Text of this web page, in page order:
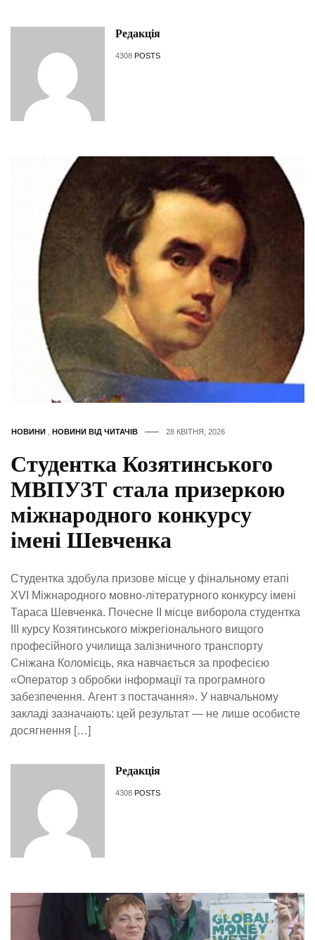
Редакція
4308 POSTS
НОВИНИ НОВИНИ ВІД ЧИТАЧІВ 28 КВІТНЯ, 2026
Студентка Козятинського
МВПУЗТ стала призеркою
міжнародного конкурсу
імені Шевченка
Студентка здобула призове місце у фінальному етапі
ХVІ Міжнародного мовно-літературного конкурсу імені
Тараса Шевченка. Почесне ІІ місце виборола студентка
ІІІ курсу Козятинського міжрегіонального вищого
професійного училища залізничного транспорту
Сніжана Коломієць, яка навчається за професією
«Оператор з обробки інформації та програмного
забезпечення. Агент з постачання». У навчальному
закладі зазначають: цей результат — не лише особисте
досягнення […]
Редакція
4308 POSTS